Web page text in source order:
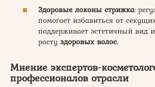
Здоровые локоны стрижка:
помогает избавиться от
поддерживает эстетичный вид
росту здоровых волос.
Мнение экспертов-
профессионалов отрасли